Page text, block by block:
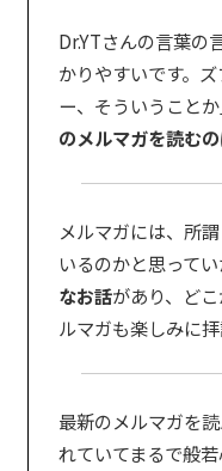
Dr.YTさんの言葉の
かりやすいです。
ー、そういうことか
のメルマガを読むの
メルマガには、所
いるのかと思ってい
なお話があり、ど
ルマガも楽しみに拝
最新のメルマガを読
れていてまるで般